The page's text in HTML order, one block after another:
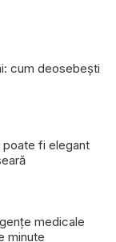
cum deosebești
poate fi elegant
medicale
minute